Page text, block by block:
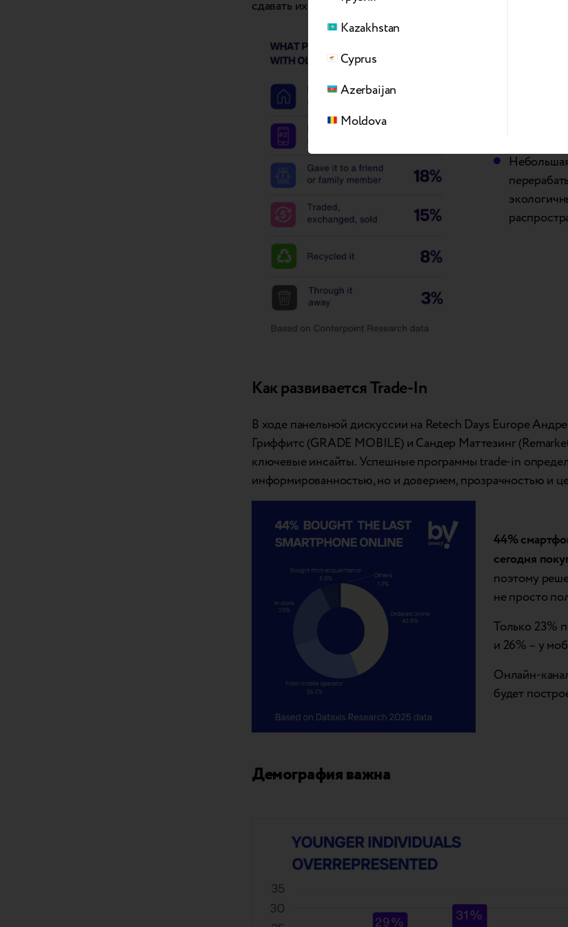
сдавать их в trade-in?
Как развивается Trade-In
В ходе панельной дискуссии на Retech Days Europe
Гриффитс (GRADE MOBILE) и Сандер Маттезинг
ключевые инсайты. Успешные программы trade-in
информированностью, но и доверием, прозрачностью и
44%
сегодня
поэтому
не просто
Только 23%
и 26% – у
Онлайн-
будет
Демография важна
Kazakhstan
Cyprus
Azerbaijan
Moldova